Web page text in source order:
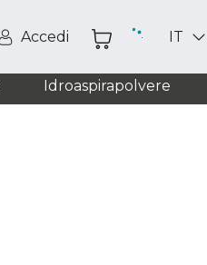
Accedi IT
Idroaspirapolvere